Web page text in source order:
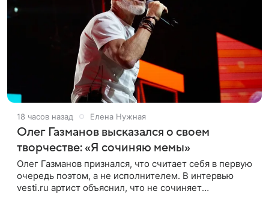
18 часов назад Елена Нужная
Олег Газманов высказался о своем
творчестве: «Я сочиняю мемы»
Олег Газманов признался, что считает себя в первую
очередь поэтом, а не исполнителем. В интервью
vesti.ru артист объяснил, что не сочиняет